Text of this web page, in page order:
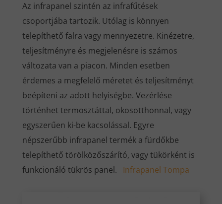
Az infrapanel szintén az infrafűtések
csoportjába tartozik. Utólag is könnyen
telepíthető falra vagy mennyezetre. Kinézetre,
teljesítményre és megjelenésre is számos
változata van a piacon. Minden esetben
érdemes a megfelelő méretet és teljesítményt
beépíteni az adott helyiségbe. Vezérlése
történhet termosztáttal, okosotthonnal, vagy
egyszerűen ki-be kacsolással. Egyre
népszerűbb infrapanel termék a fürdőkbe
telepíthető törölközőszárító, vagy tükörként is
funkcionáló tükrös panel. Infrapanel Tompa